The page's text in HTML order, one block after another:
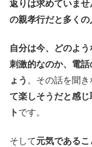
返りは求めていませ
の親孝行だと多くの
自分は今、どのよ
刺激的なのか、電
ょう 。その話を聞き
て楽しそうだと感
ト です。
そして元気である